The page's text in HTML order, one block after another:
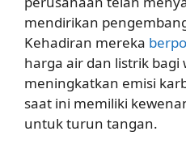
mendirikan
Kehadiran mereka
harga air dan listrik bagi
meningkatkan emisi
saat ini memiliki
untuk turun tangan.